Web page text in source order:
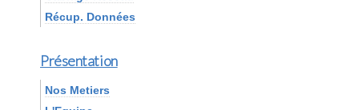
Récup. Données
Présentation
Nos Metiers